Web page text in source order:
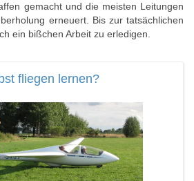
gemacht und die meisten Leitungen
erneuert. Bis zur tatsächlichen
ein bißchen Arbeit zu erledigen.
fliegen lernen?